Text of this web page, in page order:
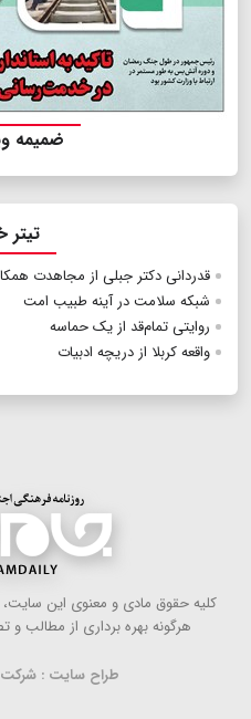
ضمیمه
تیتر
قدردانی دکتر جبلی از مجاهدت
شبکه سلامت در آینه طبیب امت
روایتی تمام‌قد از یک حماسه
واقعه کربلا از دریچه ادبیات
كلیه حقوق مادی و معنوی این
هرگونه بهره ‌برداری از مطالب و
طراح سایت : شرکت